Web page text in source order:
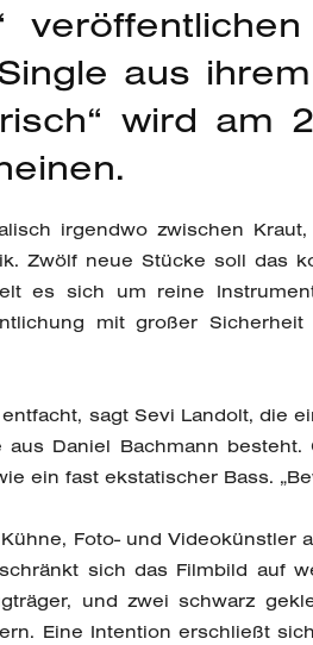
aus
wird am
irgendwo zwischen
Zwölf neue Stücke soll das
es sich um reine
mit großer Sicherheit
sagt Sevi Landolt, die
Daniel Bachmann
ein fast ekstatischer Bass.
Foto- und Videokünstler
sich das Filmbild auf
und zwei schwarz
Eine Intention erschließt